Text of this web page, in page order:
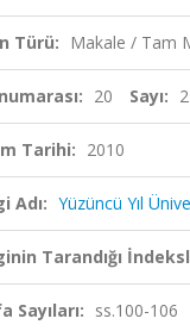
Türü: Makale / Tam
20 Sayı: 2
Tarihi: 2010
Adı: Yüzüncü Yıl
Tarandığı
Sayıları: ss.100-106